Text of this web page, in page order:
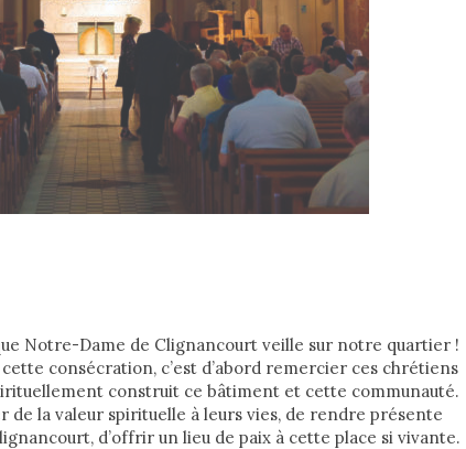
que Notre-Dame de Clignancourt veille sur notre quartier !
consécration, c’est d’abord remercier ces chrétiens
construit ce bâtiment et cette communauté.
de la valeur spirituelle à leurs vies, de rendre présente
d’offrir un lieu de paix à cette place si vivante.